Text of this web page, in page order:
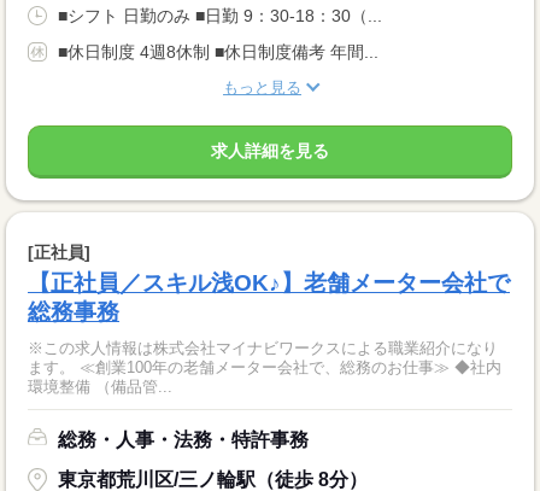
■シフト 日勤のみ ■日勤 9：30-18：30（...
■休日制度 4週8休制 ■休日制度備考 年間...
もっと見る
求人詳細を見る
[正社員]
【正社員／スキル浅OK♪】老舗メーター会社で
総務事務
※この求人情報は株式会社マイナビワークスによる職業紹介になり
ます。 ≪創業100年の老舗メーター会社で、総務のお仕事≫ ◆社内
環境整備 （備品管...
総務・人事・法務・特許事務
東京都荒川区/三ノ輪駅（徒歩 8分）